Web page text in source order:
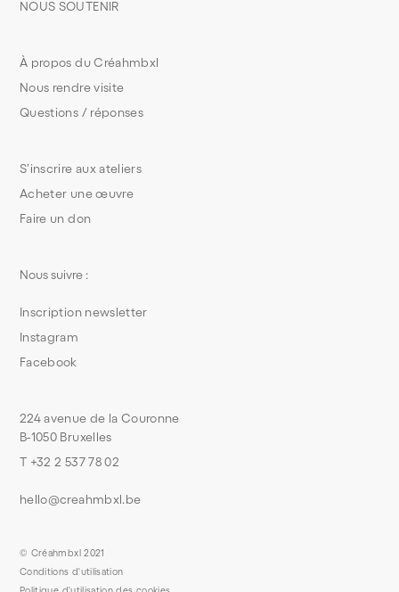
S’inscrire aux ateliers
Acheter une œuvre
Faire un don
À propos du Créahmbxl
Nous rendre visite
Questions / réponses
NOUS SOUTENIR
224 avenue de la Couronne
B-1050 Bruxelles
T +32 2 537 78 02
hello@creahmbxl.be
Nous suivre :
Inscription newsletter
Instagram
Facebook
© Créahmbxl 2021
Conditions d'utilisation